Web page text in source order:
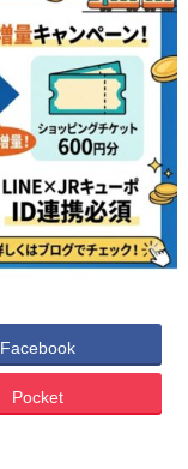
Facebook
Pocket